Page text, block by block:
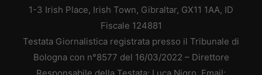
1-3 Irish Place, Irish Town, Gibraltar, GX11 1AA, ID
Fiscale 124881
Testata Giornalistica registrata presso il Tribunale di
Bologna con n°8577 del 16/03/2022 – Direttore